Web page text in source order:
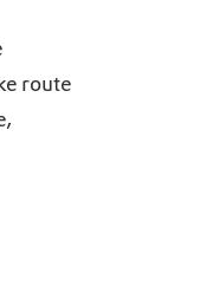
route